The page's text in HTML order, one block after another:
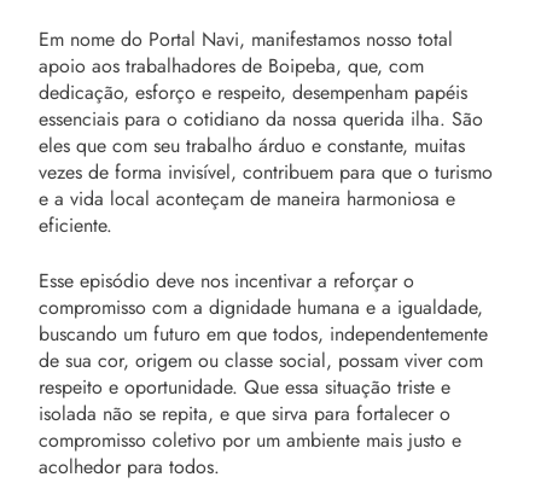
Em nome do Portal Navi, manifestamos nosso total
apoio aos trabalhadores de Boipeba, que, com
dedicação, esforço e respeito, desempenham papéis
essenciais para o cotidiano da nossa querida ilha. São
eles que com seu trabalho árduo e constante, muitas
vezes de forma invisível, contribuem para que o turismo
e a vida local aconteçam de maneira harmoniosa e
eficiente.
Esse episódio deve nos incentivar a reforçar o
compromisso com a dignidade humana e a igualdade,
buscando um futuro em que todos, independentemente
de sua cor, origem ou classe social, possam viver com
respeito e oportunidade. Que essa situação triste e
isolada não se repita, e que sirva para fortalecer o
compromisso coletivo por um ambiente mais justo e
acolhedor para todos.